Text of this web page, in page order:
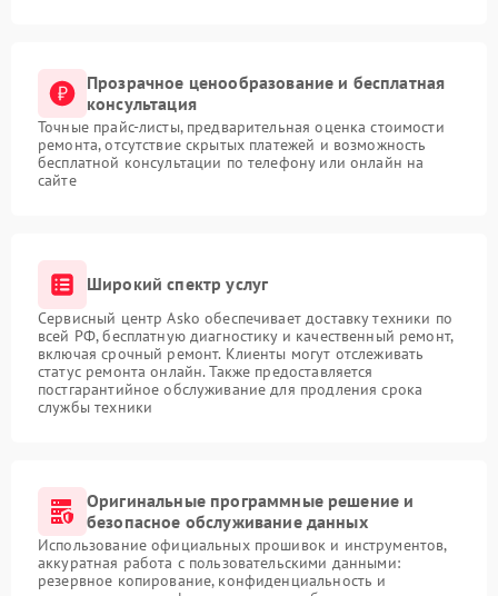
Прозрачное ценообразование и бесплатная
консультация
Точные прайс-листы, предварительная оценка стоимости
ремонта, отсутствие скрытых платежей и возможность
бесплатной консультации по телефону или онлайн на
сайте
Широкий спектр услуг
Сервисный центр Asko обеспечивает доставку техники по
всей РФ, бесплатную диагностику и качественный ремонт,
включая срочный ремонт. Клиенты могут отслеживать
статус ремонта онлайн. Также предоставляется
постгарантийное обслуживание для продления срока
службы техники
Оригинальные программные решение и
безопасное обслуживание данных
Использование официальных прошивок и инструментов,
аккуратная работа с пользовательскими данными:
резервное копирование, конфиденциальность и